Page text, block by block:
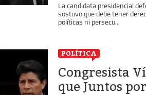
La candidata presidencial
sostuvo que debe tener
políticas ni persecu...
POLÍTICA
Congresista
que Juntos